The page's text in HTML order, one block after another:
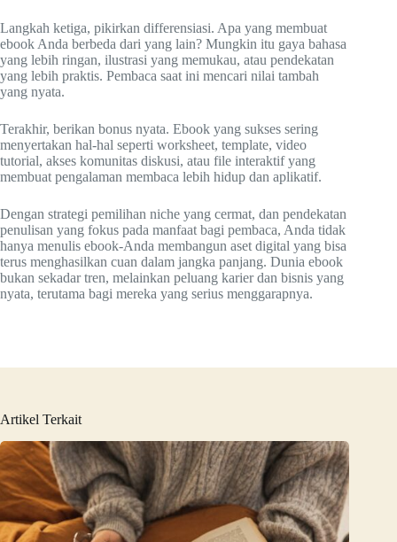
Langkah ketiga, pikirkan differensiasi. Apa yang membuat
ebook Anda berbeda dari yang lain? Mungkin itu gaya bahasa
yang lebih ringan, ilustrasi yang memukau, atau pendekatan
yang lebih praktis. Pembaca saat ini mencari nilai tambah
yang nyata.
Terakhir, berikan bonus nyata. Ebook yang sukses sering
menyertakan hal-hal seperti worksheet, template, video
tutorial, akses komunitas diskusi, atau file interaktif yang
membuat pengalaman membaca lebih hidup dan aplikatif.
Dengan strategi pemilihan niche yang cermat, dan pendekatan
penulisan yang fokus pada manfaat bagi pembaca, Anda tidak
hanya menulis ebook-Anda membangun aset digital yang bisa
terus menghasilkan cuan dalam jangka panjang. Dunia ebook
bukan sekadar tren, melainkan peluang karier dan bisnis yang
nyata, terutama bagi mereka yang serius menggarapnya.
Artikel Terkait